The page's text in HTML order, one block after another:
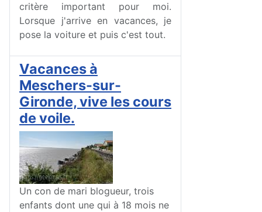
critère important pour moi.
Lorsque j'arrive en vacances, je
pose la voiture et puis c'est tout.
Vacances à
Meschers-sur-
Gironde, vive les cours
de voile.
Un con de mari blogueur, trois
enfants dont une qui à 18 mois ne